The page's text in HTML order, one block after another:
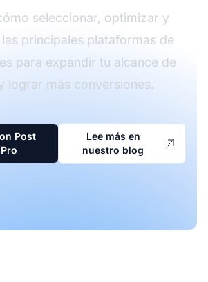
seleccionar, optimizar y
principales plataformas de
para expandir tu alcance de
lograr más conversiones.
Post
Lee más en
nuestro blog